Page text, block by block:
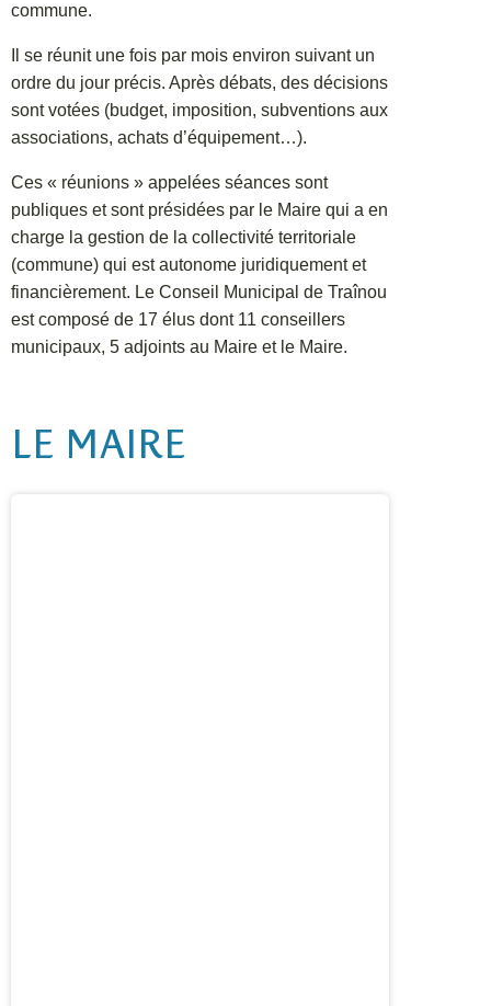
commune.
Il se réunit une fois par mois environ suivant un
ordre du jour précis. Après débats, des décisions
sont votées (budget, imposition, subventions aux
associations, achats d’équipement…).
Ces « réunions » appelées séances sont
publiques et sont présidées par le Maire qui a en
charge la gestion de la collectivité territoriale
(commune) qui est autonome juridiquement et
financièrement. Le Conseil Municipal de Traînou
est composé de 17 élus dont 11 conseillers
municipaux, 5 adjoints au Maire et le Maire.
LE MAIRE